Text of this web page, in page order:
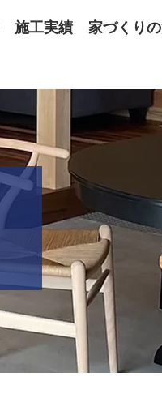
施工実績 家づくり